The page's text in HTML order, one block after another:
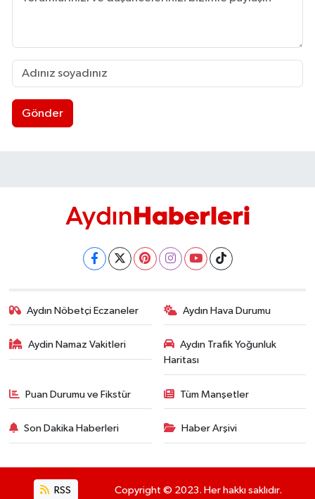
Gönder
Aydın Nöbetçi Eczaneler Aydın Hava Durumu
Aydin Namaz Vakitleri
Aydın Trafik Yoğunluk
Haritası
Puan Durumu ve Fikstür Tüm Manşetler
Son Dakika Haberleri Haber Arşivi
RSS Copyright © 2023. Her hakkı saklıdır.